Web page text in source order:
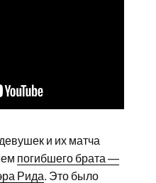
и их матча
погибшего брата —
Рида. Это было